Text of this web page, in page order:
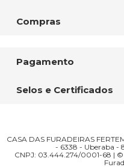
Compras
Pagamento
Selos e Certificados
CASA DAS FURADEIRAS
- 6338 - Uberaba -
CNPJ: 03.444.274/0001-68 | ©